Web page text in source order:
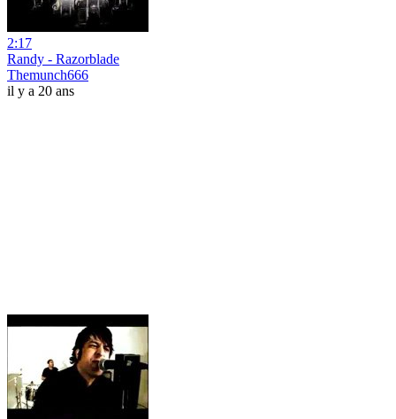
2:17
Randy - Razorblade
Themunch666
il y a 20 ans